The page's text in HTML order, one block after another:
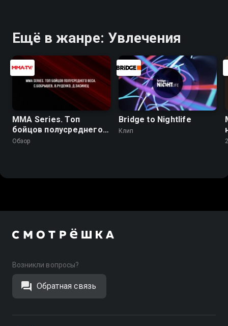
Ещё в жанре: Увлечения
MMA Series. Топ
бойцов полусреднего
веса. С.Бобрышев,
Обзор
Bridge to Nightlife
Клип
Возникли вопросы?
Обратная связь